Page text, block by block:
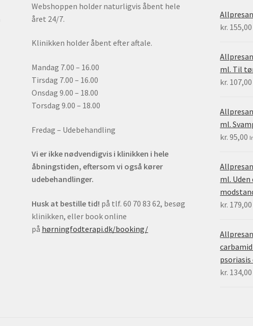
Webshoppen holder naturligvis åbent hele
året 24/7.
Klinikken holder åbent efter aftale.
Mandag 7.00 – 16.00
Tirsdag 7.00 – 16.00
Onsdag 9.00 – 18.00
Torsdag 9.00 – 18.00
Fredag – Udebehandling
Vi er ikke nødvendigvis i klinikken i hele
åbningstiden, eftersom vi også kører
udebehandlinger.
Husk at bestille tid! på tlf. 60 70 83 62, besøg
klinikken, eller book online
på hørningfodterapi.dk/booking/
kr. 155,00
ml. Til
kr. 107,00
ml.
kr. 95,00
ml.
kr. 179,00
kr. 134,00